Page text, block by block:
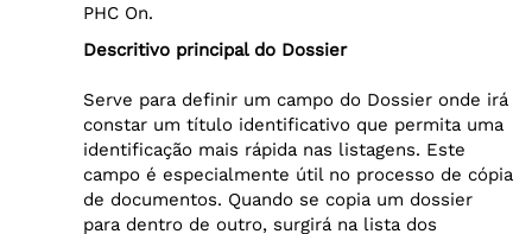
PHC On.
Descritivo principal do Dossier
Serve para definir um campo do Dossier onde irá
constar um título identificativo que permita uma
identificação mais rápida nas listagens. Este
campo é especialmente útil no processo de cópia
de documentos. Quando se copia um dossier
para dentro de outro, surgirá na lista dos